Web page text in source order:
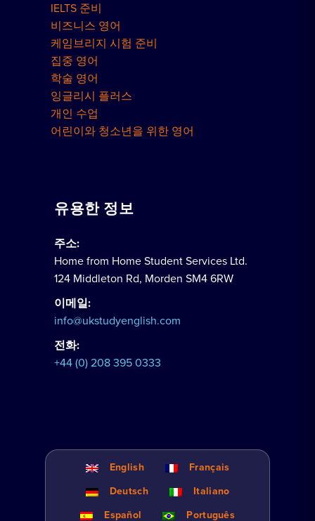
IELTS 준비
비즈니스 영어
케임브리지 시험 준비
집중 영어
학술 영어
잉글리시 플러스
개인 수업
어린이와 청소년을 위한 영어
유용한 정보
주소:
Home from Home Student Services Ltd.
124 Middleton Rd, Morden SM4 6RW
이메일:
info@ukstudyenglish.com
전화:
+44 (0) 208 395 0333
English
Français
Deutsch
Italiano
Español
Português